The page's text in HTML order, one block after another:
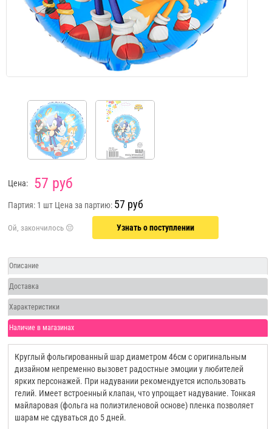
Цена: 57 руб
Партия: 1 шт Цена за партию: 57 руб
Узнать о поступлении
Описание
Доставка
Характеристики
Наличие в магазинах
Круглый фольгированный шар диаметром 46см с оригинальным
дизайном непременно вызовет радостные эмоции у любителей
ярких персонажей. При надувании рекомендуется использовать
гелий. Имеет встроенный клапан, что упрощает надувание. Тонкая
майларовая (фольга на полиэтиленовой основе) пленка позволяет
шарам не сдуваться до 5 дней.